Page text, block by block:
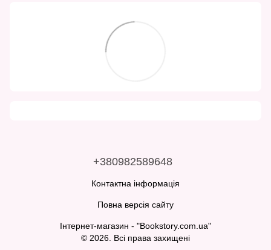
+380982589648
Контактна інформація
Повна версія сайту
Інтернет-магазин - "Bookstory.com.ua"
© 2026. Всі права захищені